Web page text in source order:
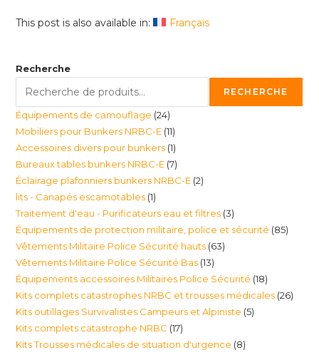
This post is also available in: Français
Recherche
RECHERCHE
Équipements de camouflage 2424
produits
Mobiliers pour Bunkers NRBC-E 1111
produits
Accessoires divers pour bunkers 11
produit
Bureaux tables bunkers NRBC-E 77
produits
Éclairage plafonniers bunkers NRBC-E 22
lits - Canapés escamotables 11
produit
Traitement d'eau - Purificateurs eau et filtres 33
produits
Équipements de protection militaire, police et sécurité 8585
Vêtements Militaire Police Sécurité hauts 6363
Vêtements Militaire Police Sécurité Bas 1313
produits
Équipements accessoires Militaires Police Sécurité 1818
produits
Kits complets catastrophes NRBC et trousses médicales 2626
Kits outillages Survivalistes Campeurs et Alpiniste 55
Kits complets catastrophe NRBC 1717
produits
Kits Trousses médicales de situation d'urgence 88